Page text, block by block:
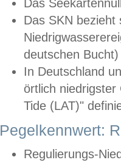
Das
Das SKN
deutschen
In Deutschland
örtlich
Tide (LAT)"
Pegelkennwert:
Regulierungs-